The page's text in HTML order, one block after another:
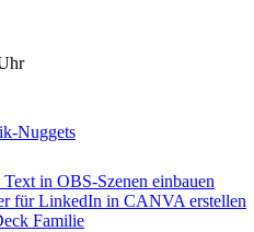
Nuggets
in OBS-Szenen einbauen
für LinkedIn in CANVA erstellen
Familie